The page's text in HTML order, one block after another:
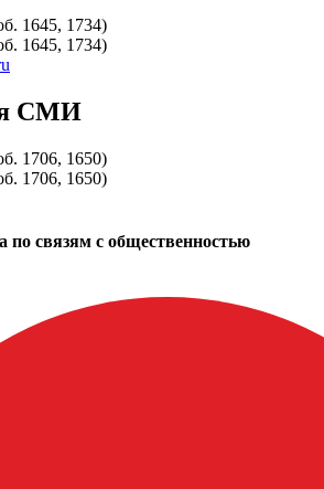
1645, 1734)
1645, 1734)
СМИ
1706, 1650)
1706, 1650)
по связям с общественностью